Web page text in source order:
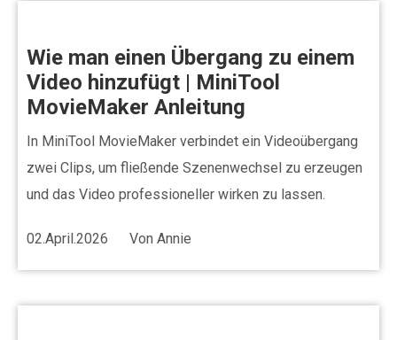
Wie man einen Übergang zu einem
Video hinzufügt | MiniTool
MovieMaker Anleitung
In MiniTool MovieMaker verbindet ein Videoübergang
zwei Clips, um fließende Szenenwechsel zu erzeugen
und das Video professioneller wirken zu lassen.
02.April.2026 Von Annie